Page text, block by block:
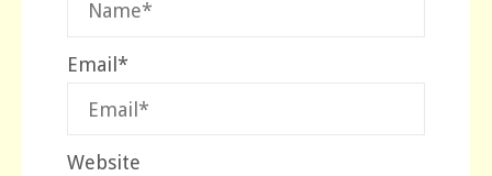
Email *
Website